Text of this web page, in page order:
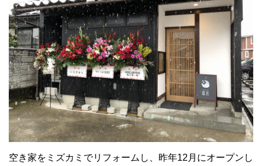
空き家をミズカミでリフォームし、昨年12月にオープンし